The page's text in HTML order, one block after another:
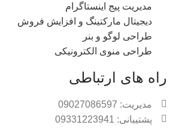
مدیریت پیج اینستاگرام
دیجیتال مارکتینگ و افزایش فروش
طراحی لوگو و بنر
طراحی منوی الکترونیکی
راه های ارتباطی
مدیریت: 09027086597
پشتیبانی: 09331223941